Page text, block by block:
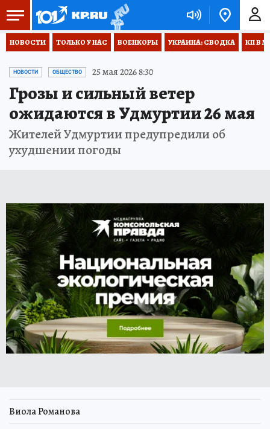
НОВОСТИ ТОЛЬКО У НАС ВОЕНКОРЫ УКРАИНА: СВОДКА КП В
НОВОСТИ ОБЩЕСТВО 25 мая 2026 8:30
Грозы и сильный ветер
ожидаются в Удмуртии 26 мая
Жителей Удмуртии предупредили об
ухудшении погоды
Виола Романова